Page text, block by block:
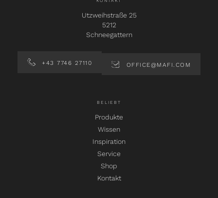
Utzweihstraße 25
5212
Schneegattern
+43 7746 27110 OFFICE@MAFI.COM
BELIEBT
Produkte
Wissen
Inspiration
Service
Shop
Kontakt